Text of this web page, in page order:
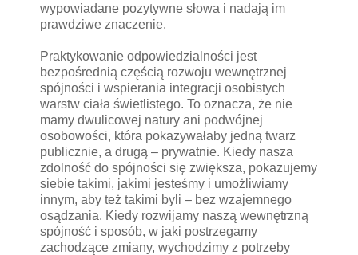
wypowiadane pozytywne słowa i nadają im
prawdziwe znaczenie.
Praktykowanie odpowiedzialności jest
bezpośrednią częścią rozwoju wewnętrznej
spójności i wspierania integracji osobistych
warstw ciała świetlistego. To oznacza, że nie
mamy dwulicowej natury ani podwójnej
osobowości, która pokazywałaby jedną twarz
publicznie, a drugą – prywatnie. Kiedy nasza
zdolność do spójności się zwiększa, pokazujemy
siebie takimi, jakimi jesteśmy i umożliwiamy
innym, aby też takimi byli – bez wzajemnego
osądzania. Kiedy rozwijamy naszą wewnętrzną
spójność i sposób, w jaki postrzegamy
zachodzące zmiany, wychodzimy z potrzeby